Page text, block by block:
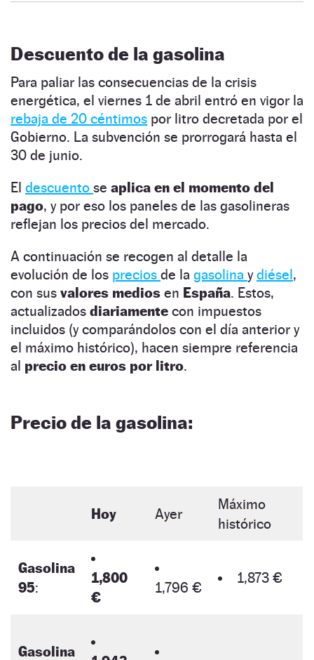
Descuento de la gasolina
Para paliar las consecuencias de la crisis
energética, el viernes 1 de abril entró en vigor la
rebaja de 20 céntimos por litro decretada por el
Gobierno. La subvención se prorrogará hasta el
30 de junio.
El descuento se aplica en el momento del
pago, y por eso los paneles de las gasolineras
reflejan los precios del mercado.
A continuación se recogen al detalle la
evolución de los precios de la gasolina ydiésel,
con sus valores medios en España. Estos,
actualizados diariamente con impuestos
incluidos (y comparándolos con el día anterior y
el máximo histórico), hacen siempre referencia
al precio en euros por litro.
Precio de la gasolina:
Hoy Ayer
Máximo
histórico
Gasolina
95:
1,800
€
1,796 €
1,873 €
Gasolina